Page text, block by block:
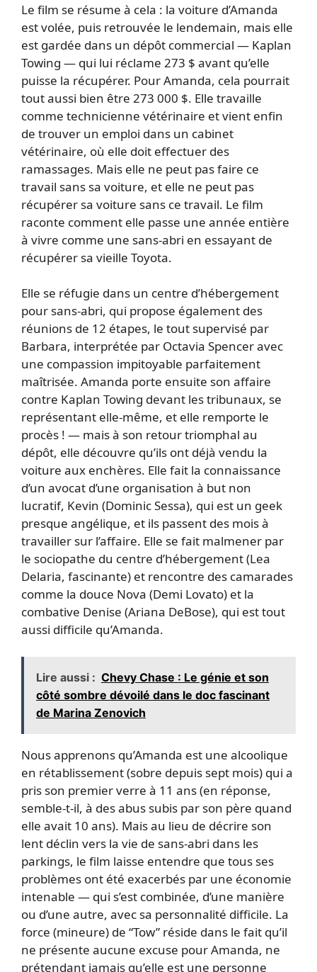
Le film se résume à cela : la voiture d’Amanda
est volée, puis retrouvée le lendemain, mais elle
est gardée dans un dépôt commercial — Kaplan
Towing — qui lui réclame 273 $ avant qu’elle
puisse la récupérer. Pour Amanda, cela pourrait
tout aussi bien être 273 000 $. Elle travaille
comme technicienne vétérinaire et vient enfin
de trouver un emploi dans un cabinet
vétérinaire, où elle doit effectuer des
ramassages. Mais elle ne peut pas faire ce
travail sans sa voiture, et elle ne peut pas
récupérer sa voiture sans ce travail. Le film
raconte comment elle passe une année entière
à vivre comme une sans-abri en essayant de
récupérer sa vieille Toyota.
Elle se réfugie dans un centre d’hébergement
pour sans-abri, qui propose également des
réunions de 12 étapes, le tout supervisé par
Barbara, interprétée par Octavia Spencer avec
une compassion impitoyable parfaitement
maîtrisée. Amanda porte ensuite son affaire
contre Kaplan Towing devant les tribunaux, se
représentant elle-même, et elle remporte le
procès ! — mais à son retour triomphal au
dépôt, elle découvre qu’ils ont déjà vendu la
voiture aux enchères. Elle fait la connaissance
d’un avocat d’une organisation à but non
lucratif, Kevin (Dominic Sessa), qui est un geek
presque angélique, et ils passent des mois à
travailler sur l’affaire. Elle se fait malmener par
le sociopathe du centre d’hébergement (Lea
Delaria, fascinante) et rencontre des camarades
comme la douce Nova (Demi Lovato) et la
combative Denise (Ariana DeBose), qui est tout
aussi difficile qu’Amanda.
Lire aussi : Chevy Chase : Le génie et son
côté sombre dévoilé dans le doc fascinant
de Marina Zenovich
Nous apprenons qu’Amanda est une alcoolique
en rétablissement (sobre depuis sept mois) qui a
pris son premier verre à 11 ans (en réponse,
semble-t-il, à des abus subis par son père quand
elle avait 10 ans). Mais au lieu de décrire son
lent déclin vers la vie de sans-abri dans les
parkings, le film laisse entendre que tous ses
problèmes ont été exacerbés par une économie
intenable — qui s’est combinée, d’une manière
ou d’une autre, avec sa personnalité difficile. La
force (mineure) de “Tow” réside dans le fait qu’il
ne présente aucune excuse pour Amanda, ne
prétendant jamais qu’elle est une personne